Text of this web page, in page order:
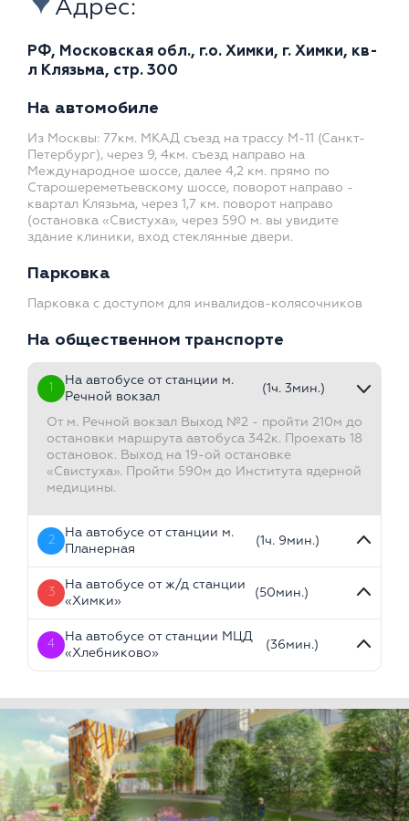
Адрес:
РФ, Московская обл., г.о. Химки, г. Химки, кв-
л Клязьма, стр. 300
На автомобиле
Из Москвы: 77км. МКАД съезд на трассу М-11 (Санкт-
Петербург), через 9, 4км. съезд направо на
Международное шоссе, далее 4,2 км. прямо по
Старошереметьевскому шоссе, поворот направо -
квартал Клязьма, через 1,7 км. поворот направо
(остановка «Свистуха», через 590 м. вы увидите
здание клиники, вход стеклянные двери.
Парковка
Парковка с доступом для инвалидов-колясочников
На общественном транспорте
1
На автобусе от станции м.
Речной вокзал
(1ч. 3мин.)
От м. Речной вокзал Выход №2 - пройти 210м до
остановки маршрута автобуса 342к. Проехать 18
остановок. Выход на 19-ой остановке
«Свистуха». Пройти 590м до Института ядерной
медицины.
2
На автобусе от станции м.
Планерная
(1ч. 9мин.)
3
На автобусе от ж/д станции
«Химки»
(50мин.)
4
На автобусе от станции МЦД
«Хлебниково»
(36мин.)